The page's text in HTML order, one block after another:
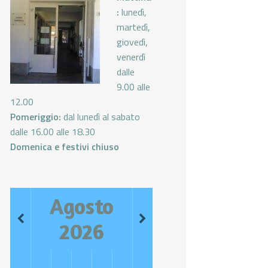
: lunedì,
martedì,
giovedì,
venerdì
dalle
9.00 alle
12.00
Pomeriggio: dal lunedì al sabato
dalle 16.00 alle 18.30
Domenica e festivi chiuso
Agosto
2026